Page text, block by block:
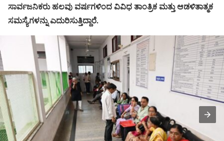
ಸಾರ್ವಜನಿಕರು ಹಲವು ವರ್ಷಗಳಿಂದ ವಿವಿಧ ತಾಂತ್ರಿಕ ಮತ್ತು ಆಡಳಿತಾತ್ಮಕ
ಸಮಸ್ಯೆಗಳನ್ನು ಎದುರಿಸುತ್ತಿದ್ದಾರೆ.